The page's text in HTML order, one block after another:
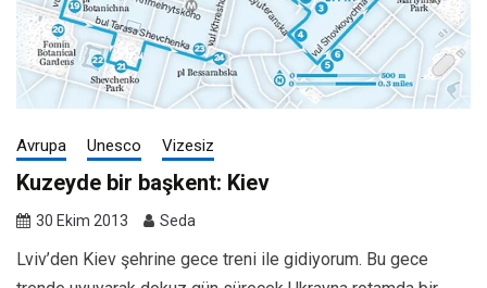
Avrupa Unesco Vizesiz
Kuzeyde bir başkent: Kiev
30 Ekim 2013 Seda
Lviv’den Kiev şehrine gece treni ile gidiyorum. Bu gece